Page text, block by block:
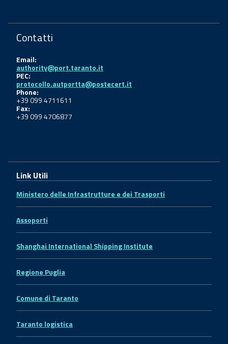
Contatti
Email:
authority@port.taranto.it
PEC:
protocollo.autportta@postecert.it
Phone:
+39 099 4711611
Fax:
+39 099 4706877
Link Utili
Ministero delle Infrastrutture e dei Trasporti
Assoporti
Shanghai International Shipping Institute
Regione Puglia
Comune di Taranto
Taranto logistica